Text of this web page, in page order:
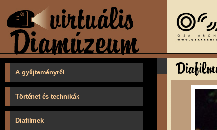
A gyűjteményről
Történet és technikák
Diafilmek